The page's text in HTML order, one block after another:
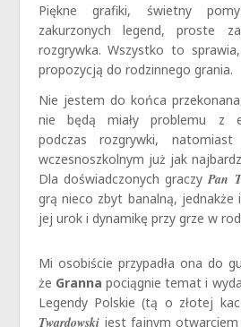
Piękne grafiki, świetny
zakurzonych legend, proste
rozgrywka. Wszystko to
propozycją do rodzinnego grania.
Nie jestem do końca
nie będą miały problemu z
podczas rozgrywki,
wczesnoszkolnym już jak
Dla doświadczonych graczy Pan
grą nieco zbyt banalną, jednakże
jej urok i dynamikę przy grze w
Mi osobiście przypadła ona do
że Granna pociągnie temat i
Legendy Polskie (tą o złotej
Twardowski jest fajnym